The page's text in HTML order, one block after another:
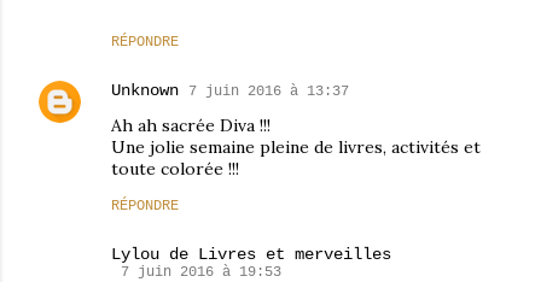
RÉPONDRE
Unknown 7 juin 2016 à 13:37
Ah ah sacrée Diva !!!
Une jolie semaine pleine de livres, activités et
toute colorée !!!
RÉPONDRE
Lylou de Livres et merveilles
7 juin 2016 à 19:53